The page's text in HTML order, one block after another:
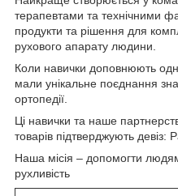
терапевтами та технічними
продукти та рішення для
рухового апарату людини.
Коли навички доповнюють
мали унікальне поєднання
ортопедії.
Ці навички та наше
товарів підтверджують девіз:
Наша місія – допомогти
рухливість